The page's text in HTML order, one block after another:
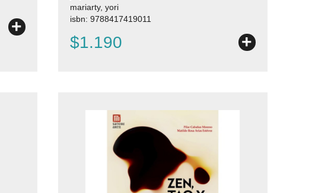
+
mariarty, yori
isbn: 9788417419011
$1.190 +